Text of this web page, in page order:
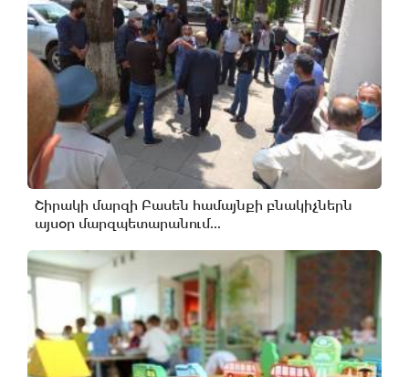
Շիրակի մարզի Բասեն համայնքի բնակիչներն
այսօր մարզպետարանում...